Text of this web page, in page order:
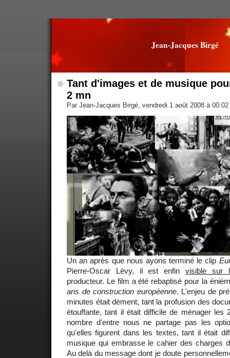
Jean-Jacques Birgé
Tant d'images et de musique
2 mn
Par Jean-Jacques Birgé, vendredi 1 août 2008 à 00:02
Un an après que nous ayons terminé le clip
Pierre-Oscar Lévy, il est enfinvisible sur
producteur. Le film a été rebaptisé pour la
ans de construction européenne. L'enjeu de
minutes était dément, tant la profusion des
étouffante, tant il était difficile de ménager les
nombre d'entre nous ne partage pas les
qu'elles figurent dans les textes, tant il était
musique qui embrasse le cahier des charges
Au delà du message dont je doute